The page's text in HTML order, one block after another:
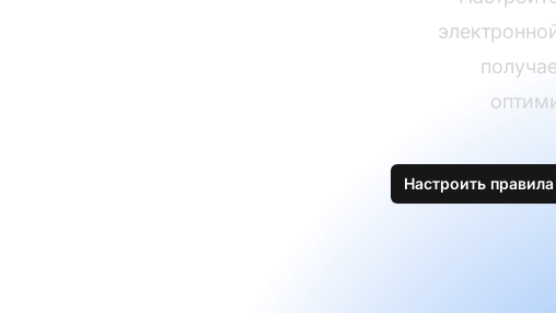
Настроить